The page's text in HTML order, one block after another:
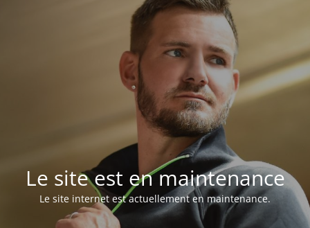
Le site est en maintenance
Le site internet est actuellement en maintenance.